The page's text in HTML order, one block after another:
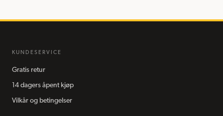
KUNDESERVICE
Gratis retur
14 dagers åpent kjøp
Vilkår og betingelser